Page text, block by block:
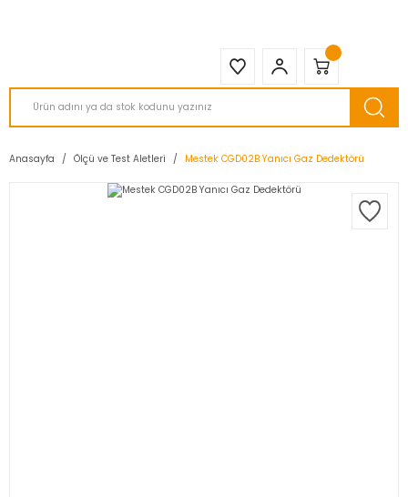
Anasayfa Ölçü ve Test Aletleri Mestek CGD02B Yanıcı Gaz Dedektörü